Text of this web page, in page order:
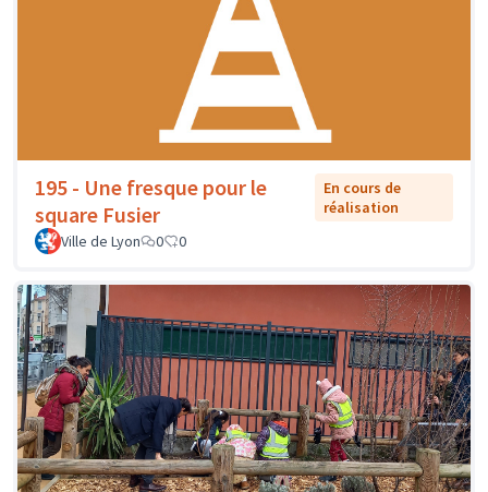
195 - Une fresque pour le
square Fusier
En cours de
réalisation
Ville de Lyon
0 0